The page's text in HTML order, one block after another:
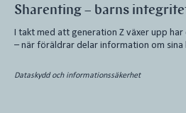
Sharenting – barns
I takt med att generation Z växer upp har
– när föräldrar delar information om sina
Dataskydd och informationssäkerhet